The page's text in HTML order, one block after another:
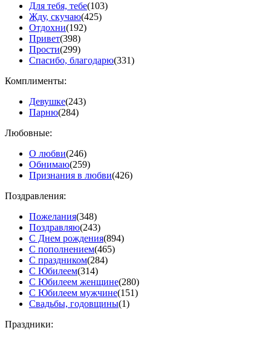
Для тебя, тебе(103)
Жду, скучаю(425)
Отдохни(192)
Привет(398)
Прости(299)
Спасибо, благодарю(331)
Комплименты:
Девушке(243)
Парню(284)
Любовные:
О любви(246)
Обнимаю(259)
Признания в любви(426)
Поздравления:
Пожелания(348)
Поздравляю(243)
С Днем рождения(894)
С пополнением(465)
С праздником(284)
С Юбилеем(314)
С Юбилеем женщине(280)
С Юбилеем мужчине(151)
Свадьбы, годовщины(1)
Праздники: